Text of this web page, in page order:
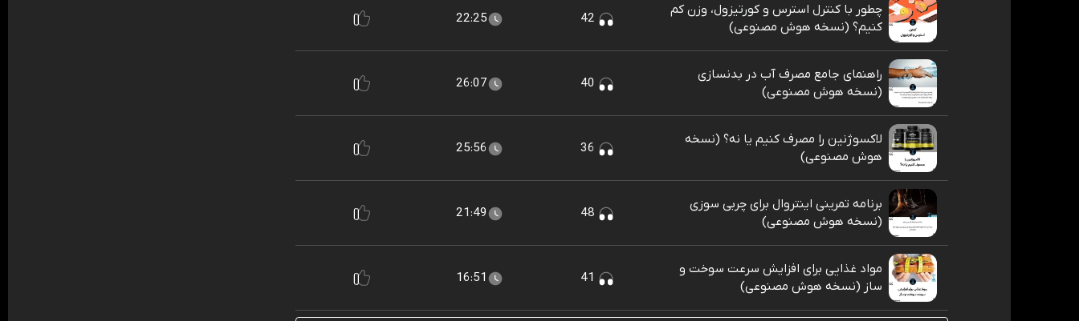
چطور با کنترل استرس و کورتیزول، وزن کم
کنیم؟ (نسخه هوش مصنوعی)
22:25
راهنمای جامع مصرف آب در بدنسازی
(نسخه هوش مصنوعی)
26:07
لاکسوژنین را مصرف کنیم یا نه؟ (نسخه
هوش مصنوعی)
25:56
برنامه تمرینی اینتروال برای چربی سوزی
(نسخه هوش مصنوعی)
21:49
مواد غذایی برای افزایش سرعت سوخت و
ساز (نسخه هوش مصنوعی)
16:51